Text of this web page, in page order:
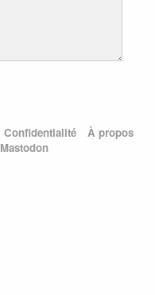
Confidentialité
À propos
Mastodon